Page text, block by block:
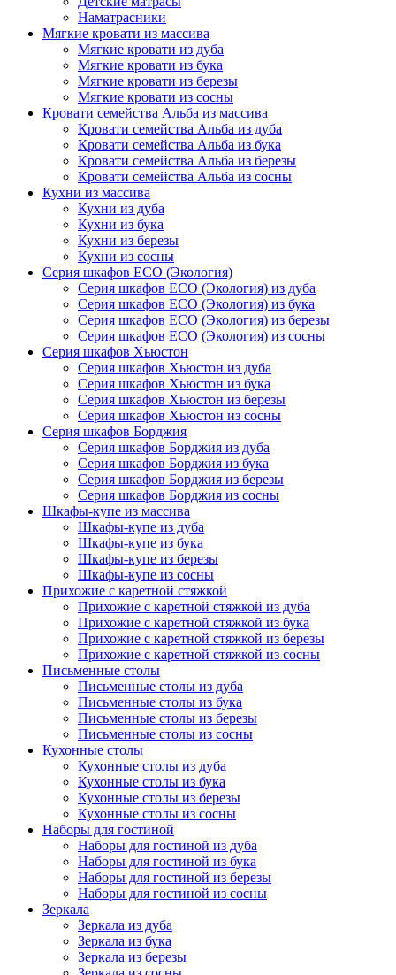
Наматрасники
Мягкие кровати из массива
Мягкие кровати из дуба
Мягкие кровати из бука
Мягкие кровати из березы
Мягкие кровати из сосны
Кровати семейства Альба из массива
Кровати семейства Альба из дуба
Кровати семейства Альба из бука
Кровати семейства Альба из березы
Кровати семейства Альба из сосны
Кухни из массива
Кухни из дуба
Кухни из бука
Кухни из березы
Кухни из сосны
Серия шкафов ECO (Экология)
Серия шкафов ECO (Экология) из дуба
Серия шкафов ECO (Экология) из бука
Серия шкафов ECO (Экология) из березы
Серия шкафов ECO (Экология) из сосны
Серия шкафов Хьюстон
Серия шкафов Хьюстон из дуба
Серия шкафов Хьюстон из бука
Серия шкафов Хьюстон из березы
Серия шкафов Хьюстон из сосны
Серия шкафов Борджия
Серия шкафов Борджия из дуба
Серия шкафов Борджия из бука
Серия шкафов Борджия из березы
Серия шкафов Борджия из сосны
Шкафы-купе из массива
Шкафы-купе из дуба
Шкафы-купе из бука
Шкафы-купе из березы
Шкафы-купе из сосны
Прихожие с каретной стяжкой
Прихожие с каретной стяжкой из дуба
Прихожие с каретной стяжкой из бука
Прихожие с каретной стяжкой из березы
Прихожие с каретной стяжкой из сосны
Письменные столы
Письменные столы из дуба
Письменные столы из бука
Письменные столы из березы
Письменные столы из сосны
Кухонные столы
Кухонные столы из дуба
Кухонные столы из бука
Кухонные столы из березы
Кухонные столы из сосны
Наборы для гостиной
Наборы для гостиной из дуба
Наборы для гостиной из бука
Наборы для гостиной из березы
Наборы для гостиной из сосны
Зеркала
Зеркала из дуба
Зеркала из бука
Зеркала из березы